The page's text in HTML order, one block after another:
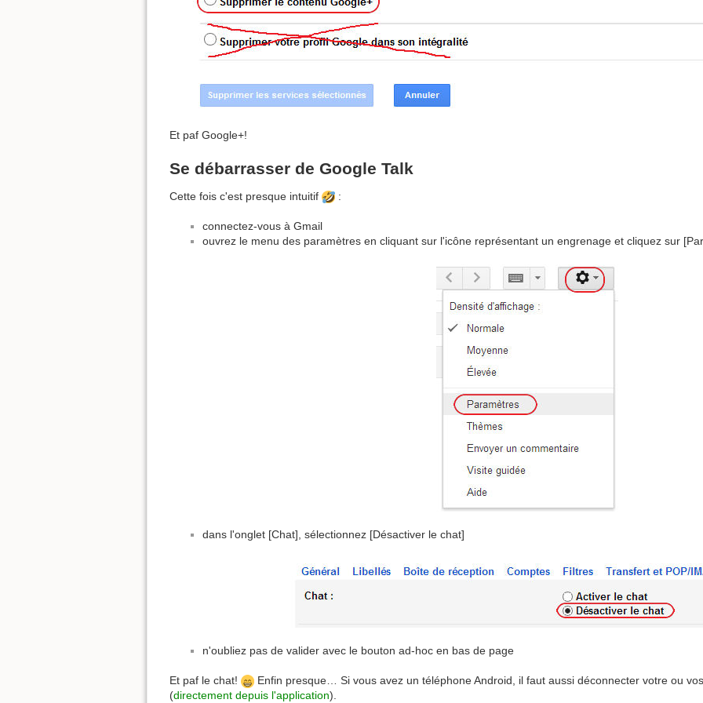
Et paf Google+!
Se débarrasser de Google Talk
Cette fois c'est presque intuitif :
connectez-vous à Gmail
ouvrez le menu des paramètres en cliquant sur l'icône représentant un engrenage et cliquez sur
dans l'onglet [Chat], sélectionnez [Désactiver le chat]
n'oubliez pas de valider avec le bouton ad-hoc en bas de page
Et paf le chat!
Enfin presque… Si vous avez un téléphone Android, il faut aussi déconnecter votre ou
(directement depuis l'application).